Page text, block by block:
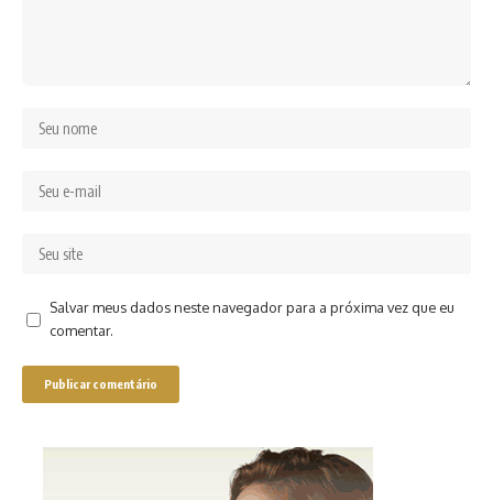
Salvar meus dados neste navegador para a próxima vez que eu
comentar.